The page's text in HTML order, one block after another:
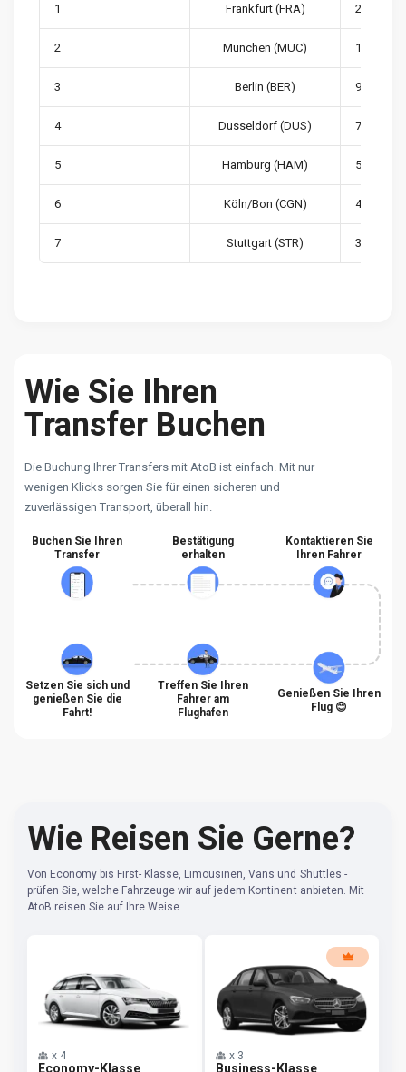
1 Frankfurt (FRA)
2 München (MUC)
3 Berlin (BER) 9,946,037
4 Dusseldorf (DUS) 7,953,014
5 Hamburg (HAM) 5,318,698
6 Köln/Bon (CGN) 4,253,568
7 Stuttgart (STR) 3,573,728
Wie Sie Ihren
Transfer Buchen
Die Buchung Ihrer Transfers mit AtoB ist einfach. Mit nur
wenigen Klicks sorgen Sie für einen sicheren und
zuverlässigen Transport, überall hin.
Buchen Sie Ihren
Transfer
Bestätigung
erhalten
Kontaktieren Sie
Ihren Fahrer
Setzen Sie sich und
genießen Sie die
Fahrt!
Treffen Sie Ihren
Fahrer am
Flughafen
Genießen Sie Ihren
Flug 😊
Wie Reisen Sie Gerne?
Von Economy bis First- Klasse, Limousinen, Vans und Shuttles -
prüfen Sie, welche Fahrzeuge wir auf jedem Kontinent anbieten. Mit
AtoB reisen Sie auf Ihre Weise.
x 4
Economy-Klasse
x 3
Business-Klasse